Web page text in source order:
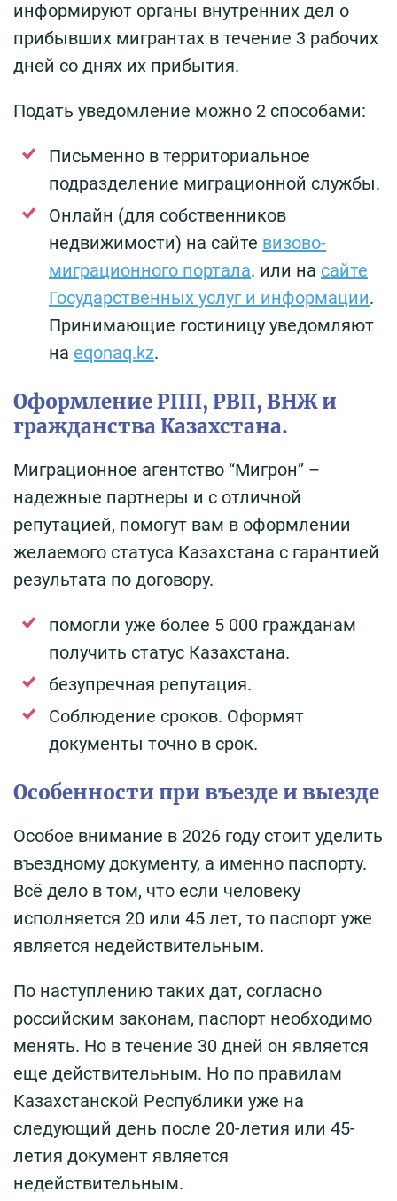
информируют органы внутренних дел о
прибывших мигрантах в течение 3 рабочих
дней со днях их прибытия.
Подать уведомление можно 2 способами:
Письменно в территориальное
подразделение миграционной службы.
Онлайн (для собственников
недвижимости) на сайте визово-
миграционного портала. или на сайте
Государственных услуг и информации.
Принимающие гостиницу уведомляют
на eqonaq.kz.
Оформление РПП, РВП, ВНЖ и
гражданства Казахстана.
Миграционное агентство “Мигрон” –
надежные партнеры и с отличной
репутацией, помогут вам в оформлении
желаемого статуса Казахстана с гарантией
результата по договору.
помогли уже более 5 000 гражданам
получить статус Казахстана.
безупречная репутация.
Соблюдение сроков. Оформят
документы точно в срок.
Особенности при въезде и выезде
Особое внимание в 2026 году стоит уделить
въездному документу, а именно паспорту.
Всё дело в том, что если человеку
исполняется 20 или 45 лет, то паспорт уже
является недействительным.
По наступлению таких дат, согласно
российским законам, паспорт необходимо
менять. Но в течение 30 дней он является
еще действительным. Но по правилам
Казахстанской Республики уже на
следующий день после 20-летия или 45-
летия документ является
недействительным.